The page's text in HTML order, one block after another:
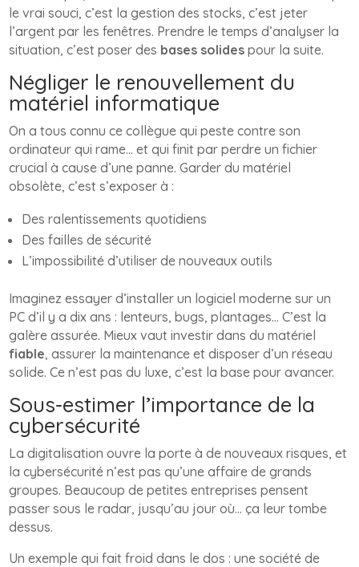
le vrai souci, c’est la gestion des stocks, c’est jeter
l’argent par les fenêtres. Prendre le temps d’analyser la
situation, c’est poser des bases solides pour la suite.
Négliger le renouvellement du
matériel informatique
On a tous connu ce collègue qui peste contre son
ordinateur qui rame… et qui finit par perdre un fichier
crucial à cause d’une panne. Garder du matériel
obsolète, c’est s’exposer à :
Des ralentissements quotidiens
Des failles de sécurité
L’impossibilité d’utiliser de nouveaux outils
Imaginez essayer d’installer un logiciel moderne sur un
PC d’il y a dix ans : lenteurs, bugs, plantages… C’est la
galère assurée. Mieux vaut investir dans du matériel
fiable, assurer la maintenance et disposer d’un réseau
solide. Ce n’est pas du luxe, c’est la base pour avancer.
Sous-estimer l’importance de la
cybersécurité
La digitalisation ouvre la porte à de nouveaux risques, et
la cybersécurité n’est pas qu’une affaire de grands
groupes. Beaucoup de petites entreprises pensent
passer sous le radar, jusqu’au jour où… ça leur tombe
dessus.
Un exemple qui fait froid dans le dos : une société de